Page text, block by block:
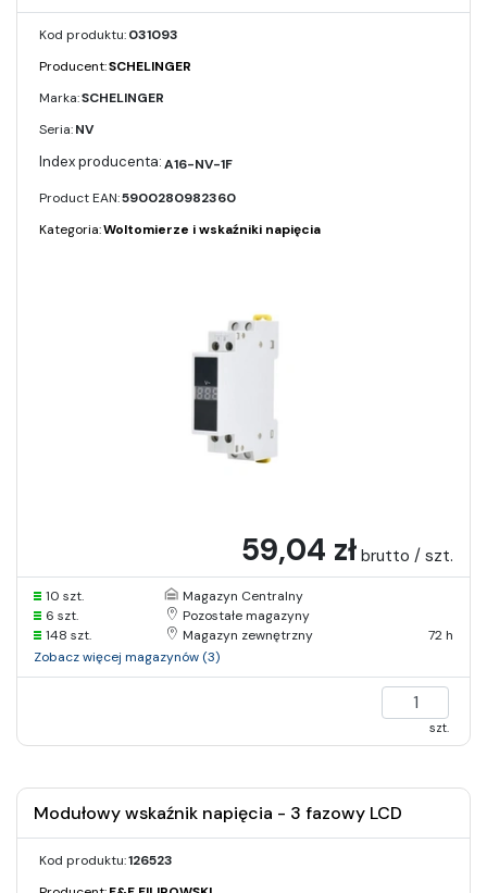
Kod produktu:031093
Producent:SCHELINGER
Marka:SCHELINGER
Seria:NV
A16-NV-1F
Product EAN:5900280982360
Kategoria:Woltomierze i wskaźniki napięcia
59,04 zł brutto / szt.
10 szt.
Magazyn Centralny
6 szt.
Pozostałe magazyny
148 szt.
Magazyn zewnętrzny
72 h
Zobacz więcej magazynów (3)
szt.
Modułowy wskaźnik napięcia - 3 fazowy LCD
Kod produktu:126523